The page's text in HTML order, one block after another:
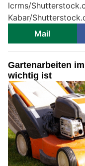
lcrms/
Kabar/
Mail
Gartenarbeiten
wichtig ist